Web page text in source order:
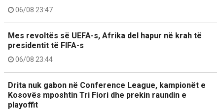
06/08 23:47
Mes revoltës së UEFA-s, Afrika del hapur në krah të
presidentit të FIFA-s
06/08 23:44
Drita nuk gabon në Conference League, kampionët e
Kosovës mposhtin Tri Fiori dhe prekin raundin e
playoffit